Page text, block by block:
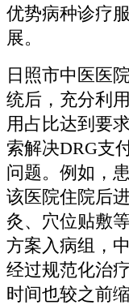
优势病种诊疗
展。
日照市中医医
统后，充分利
用占比达到要
索解决DRG支
问题。例如，
该医院住院后
灸、穴位贴敷
方案入病组，
经过规范化治
时间也较之前缩